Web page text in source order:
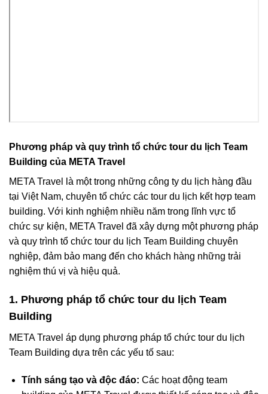
Phương pháp và quy trình tổ chức tour du lịch Team
Building của META Travel
META Travel là một trong những công ty du lịch hàng đầu
tại Việt Nam, chuyên tổ chức các tour du lịch kết hợp team
building. Với kinh nghiệm nhiều năm trong lĩnh vực tổ
chức sự kiện, META Travel đã xây dựng một phương pháp
và quy trình tổ chức tour du lịch Team Building chuyên
nghiệp, đảm bảo mang đến cho khách hàng những trải
nghiệm thú vị và hiệu quả.
1. Phương pháp tổ chức tour du lịch Team
Building
META Travel áp dụng phương pháp tổ chức tour du lịch
Team Building dựa trên các yếu tố sau:
Tính sáng tạo và độc đáo: Các hoạt động team